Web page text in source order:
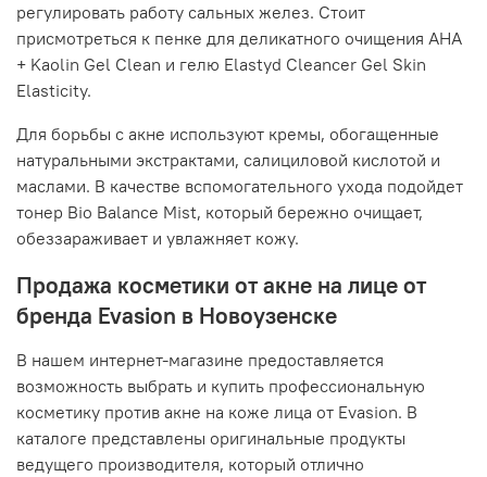
регулировать работу сальных желез. Стоит
присмотреться к пенке для деликатного очищения AHA
+ Kaolin Gel Clean и гелю Elastyd Cleancer Gel Skin
Elasticity.
Для борьбы с акне используют кремы, обогащенные
натуральными экстрактами, салициловой кислотой и
маслами. В качестве вспомогательного ухода подойдет
тонер Bio Balance Mist, который бережно очищает,
обеззараживает и увлажняет кожу.
Продажа косметики от акне на лице от
бренда Evasion в Новоузенске
В нашем интернет-магазине предоставляется
возможность выбрать и купить профессиональную
косметику против акне на коже лица от Evasion. В
каталоге представлены оригинальные продукты
ведущего производителя, который отлично